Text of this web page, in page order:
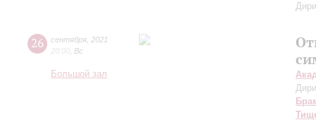
26 сентября 2021
20:00 Вс
Большой зал